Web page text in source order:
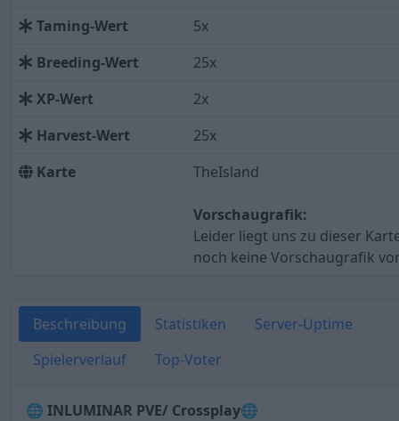
Taming-Wert
5x
Breeding-Wert
25x
XP-Wert
2x
Harvest-Wert
25x
Karte
TheIsland
Vorschaugrafik:
Leider liegt uns zu dieser
noch keine Vorschaugrafik
Beschreibung Statistiken
Server-Uptime
Spielerverlauf
Top-Voter
🌐 INLUMINAR PVE/ Crossplay🌐